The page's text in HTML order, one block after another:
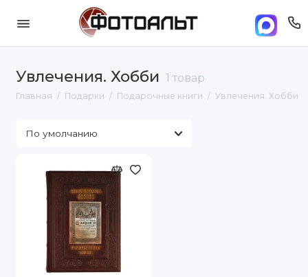
Увлечения. Хобби 1 товар
Главная Подарки Подарочные книги Увлечения. Хобби